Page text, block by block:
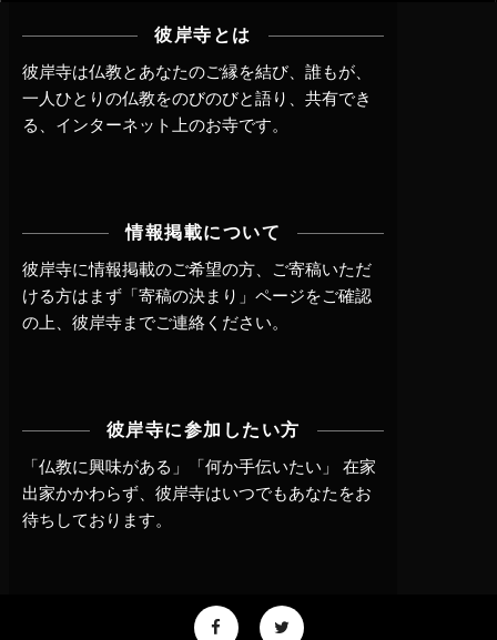
彼岸寺とは
彼岸寺は仏教とあなたのご縁を結び、誰もが、
一人ひとりの仏教をのびのびと語り、共有でき
る、インターネット上のお寺です。
情報掲載について
彼岸寺に情報掲載のご希望の方、ご寄稿いただ
ける方はまず 「寄稿の決まり」ページをご確認
の上、 彼岸寺までご連絡 ください。
彼岸寺に参加したい方
「仏教に興味がある」「何か手伝いたい」 在家
出家かかわらず、 彼岸寺はいつでもあなたをお
待ちしております。